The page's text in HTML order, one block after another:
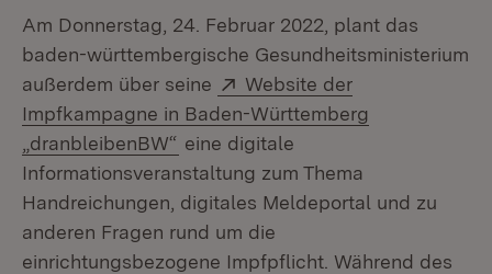
Am Donnerstag, 24. Februar 2022, plant das
baden-württembergische Gesundheitsministerium
außerdem über seine
Extern:
Website der
Impfkampagne in Baden-Württemberg
„dranbleibenBW“ (Öffnet in neuem Fenster)
eine digitale
Informationsveranstaltung zum Thema
Handreichungen, digitales Meldeportal und zu
anderen Fragen rund um die
einrichtungsbezogene Impfpflicht. Während des